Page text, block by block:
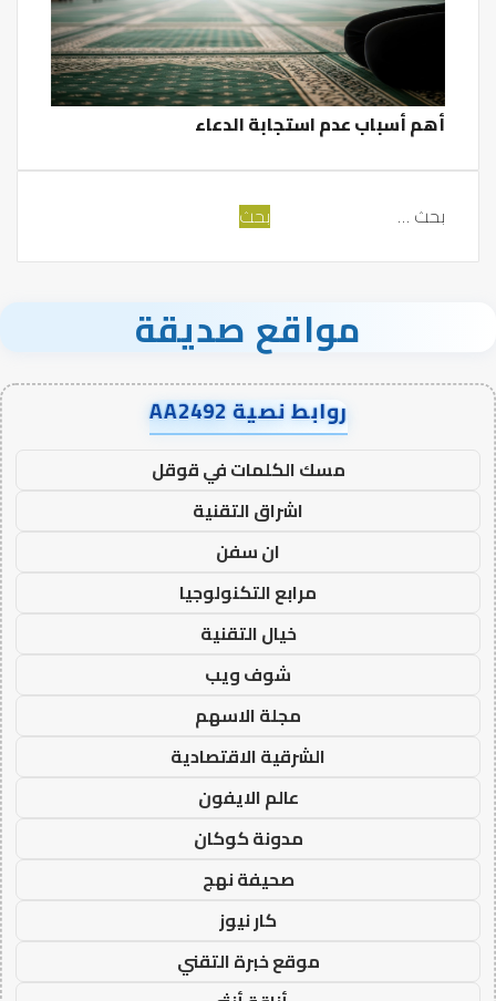
أهم أسباب عدم استجابة الدعاء
البحث
مواقع صديقة
روابط نصية AA2492
مسك الكلمات في قوقل
اشراق التقنية
ان سفن
مرابع التكنولوجيا
خيال التقنية
شوف ويب
مجلة الاسهم
الشرقية الاقتصادية
عالم الايفون
مدونة كوكان
صحيفة نهج
كار نيوز
موقع خبرة التقني